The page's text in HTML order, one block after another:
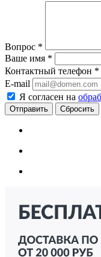
Вопрос *
Ваше имя *
Контактный телефон *
E-mail
Я согласен на
Сбросить